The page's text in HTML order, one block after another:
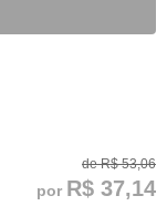
de R$ 53,06
por R$ 37,14